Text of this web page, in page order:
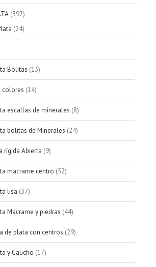
(397)
(24)
Bolitas (13)
colores (14)
escallas de minerales (8)
bolitas de Minerales (24)
rígida Abierta (9)
macrame centro (52)
lisa (37)
Macrame y piedras (44)
de plata con centros (29)
y Caucho (17)